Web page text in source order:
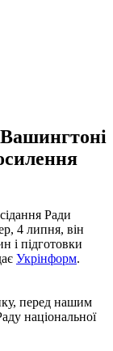
Ради
4 липня, він
і підготовки
Укрінформ.
перед нашим
національної